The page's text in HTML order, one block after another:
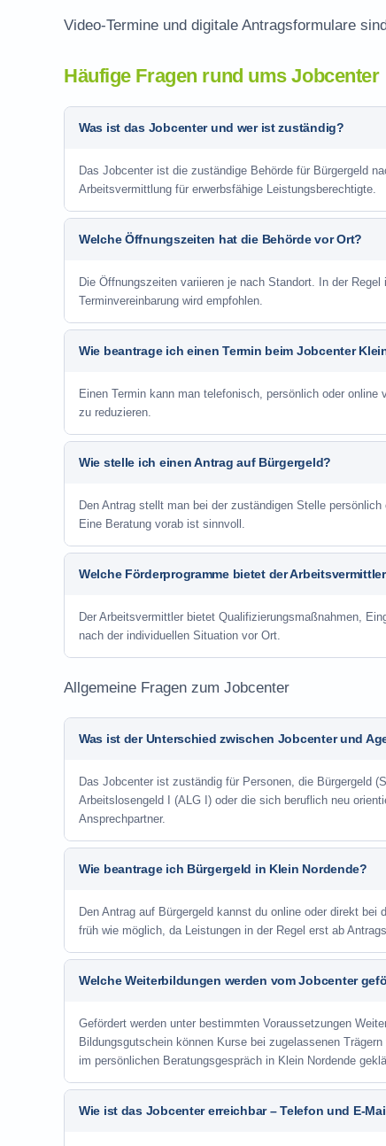
Video-Termine und digitale Antragsformulare
Häufige Fragen rund ums Jobcenter
Was ist das Jobcenter und wer ist zuständig?
Das Jobcenter ist die zuständige Behörde für Bürgergeld
Arbeitsvermittlung für erwerbsfähige Leistungsberechtigte.
Welche Öffnungszeiten hat die Behörde vor Ort?
Die Öffnungszeiten variieren je nach Standort. In der
Terminvereinbarung wird empfohlen.
Wie beantrage ich einen Termin beim Jobcenter
Einen Termin kann man telefonisch, persönlich oder
zu reduzieren.
Wie stelle ich einen Antrag auf Bürgergeld?
Den Antrag stellt man bei der zuständigen Stelle
Eine Beratung vorab ist sinnvoll.
Welche Förderprogramme bietet der
Der Arbeitsvermittler bietet Qualifizierungsmaßnahmen,
nach der individuellen Situation vor Ort.
Allgemeine Fragen zum Jobcenter
Was ist der Unterschied zwischen Jobcenter und
Das Jobcenter ist zuständig für Personen, die Bürgergeld
Arbeitslosengeld I (ALG I) oder die sich beruflich neu
Ansprechpartner.
Wie beantrage ich Bürgergeld in Klein Nordende?
Den Antrag auf Bürgergeld kannst du online oder direkt
früh wie möglich, da Leistungen in der Regel erst ab
Welche Weiterbildungen werden vom Jobcenter
Gefördert werden unter bestimmten Voraussetzungen
Bildungsgutschein können Kurse bei zugelassenen
im persönlichen Beratungsgespräch in Klein Nordende
Wie ist das Jobcenter erreichbar – Telefon und E-